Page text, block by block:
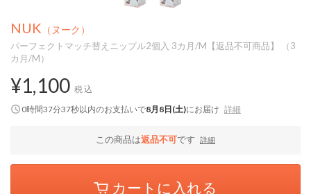
NUK （ヌーク）
パーフェクトマッチ替えニップル2個入 3カ月/M【返品不可商品】 （3
カ月/M）
¥1,100 税込
0時間37分36秒以内のお支払いで8月8日(土)にお届け 詳細
この商品は返品不可です 詳細
カートに入れる